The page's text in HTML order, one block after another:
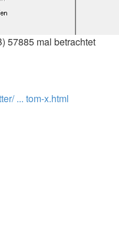
57885 mal betrachtet
... tom-x.html